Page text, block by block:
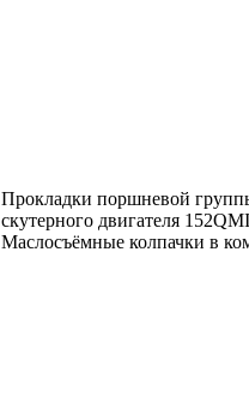
Прокладки поршневой
скутерного двигателя
Маслосъёмные колпачки в